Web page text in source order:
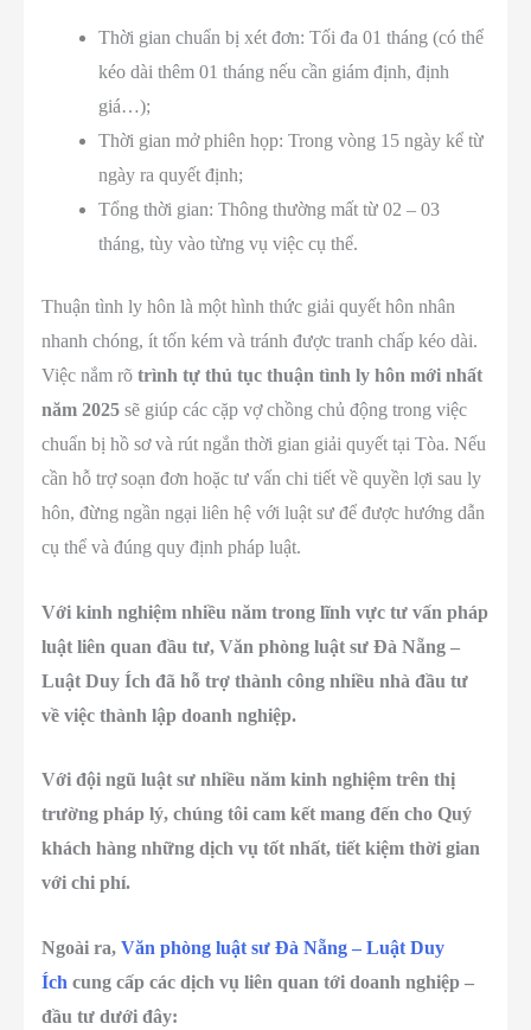
Thời gian chuẩn bị xét đơn: Tối đa 01 tháng (có thể
kéo dài thêm 01 tháng nếu cần giám định, định
giá…);
Thời gian mở phiên họp: Trong vòng 15 ngày kể từ
ngày ra quyết định;
Tổng thời gian: Thông thường mất từ 02 – 03
tháng, tùy vào từng vụ việc cụ thể.
Thuận tình ly hôn là một hình thức giải quyết hôn nhân
nhanh chóng, ít tốn kém và tránh được tranh chấp kéo dài.
Việc nắm rõ trình tự thủ tục thuận tình ly hôn mới nhất
năm 2025 sẽ giúp các cặp vợ chồng chủ động trong việc
chuẩn bị hồ sơ và rút ngắn thời gian giải quyết tại Tòa. Nếu
cần hỗ trợ soạn đơn hoặc tư vấn chi tiết về quyền lợi sau ly
hôn, đừng ngần ngại liên hệ với luật sư để được hướng dẫn
cụ thể và đúng quy định pháp luật.
Với kinh nghiệm nhiều năm trong lĩnh vực tư vấn pháp
luật liên quan đầu tư, Văn phòng luật sư Đà Nẵng –
Luật Duy Ích đã hỗ trợ thành công nhiều nhà đầu tư
về việc thành lập doanh nghiệp.
Với đội ngũ luật sư nhiều năm kinh nghiệm trên thị
trường pháp lý, chúng tôi cam kết mang đến cho Quý
khách hàng những dịch vụ tốt nhất, tiết kiệm thời gian
với chi phí.
Ngoài ra, Văn phòng luật sư Đà Nẵng – Luật Duy
Ích cung cấp các dịch vụ liên quan tới doanh nghiệp –
đầu tư dưới đây: